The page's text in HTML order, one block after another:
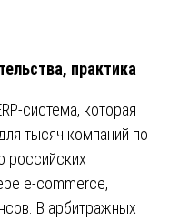
практика
система, которая
тысяч компаний по
российских
e-commerce,
В арбитражных